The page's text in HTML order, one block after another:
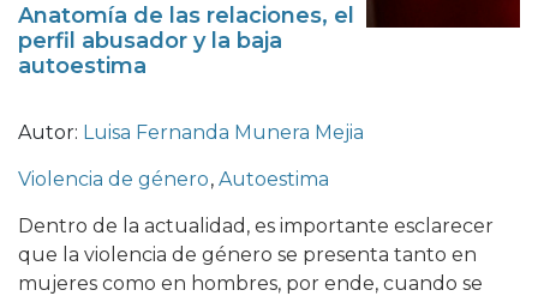
Anatomía de las relaciones, el
perfil abusador y la baja
autoestima
Autor: Luisa Fernanda Munera Mejia
Violencia de género, Autoestima
Dentro de la actualidad, es importante esclarecer
que la violencia de género se presenta tanto en
mujeres como en hombres, por ende, cuando se